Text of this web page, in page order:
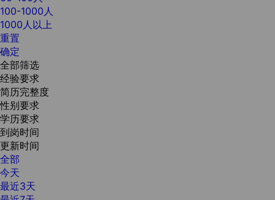
100-1000人
1000人以上
重置
确定
全部筛选
经验要求
简历完整度
性别要求
学历要求
到岗时间
更新时间
全部
今天
最近3天